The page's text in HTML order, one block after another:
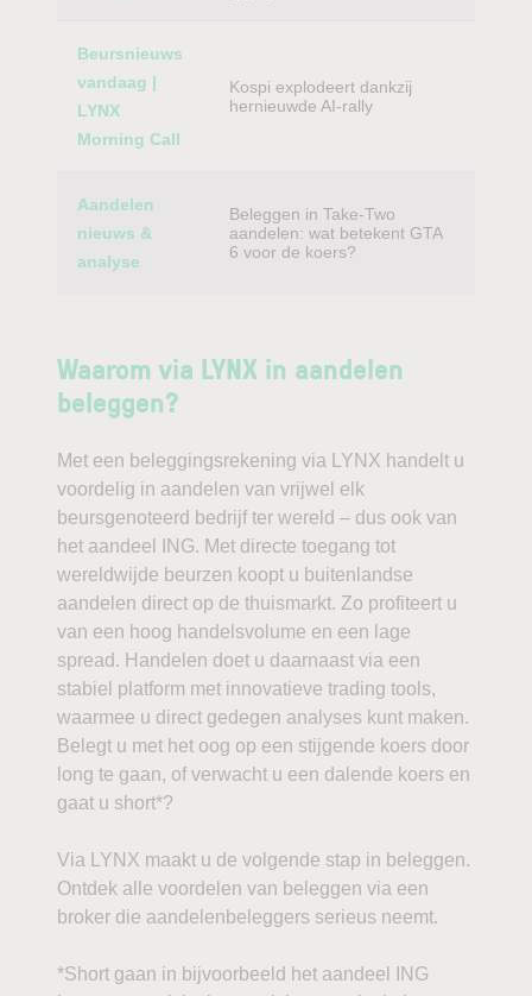
Beursnieuws
vandaag |
LYNX
Morning Call
Kospi explodeert dankzij
hernieuwde AI-rally
Aandelen
nieuws &
analyse
Beleggen in Take-Two
aandelen: wat betekent GTA
6 voor de koers?
Waarom via LYNX in aandelen
beleggen?
Met een beleggingsrekening via LYNX handelt u
voordelig in aandelen van vrijwel elk
beursgenoteerd bedrijf ter wereld – dus ook van
het aandeel ING. Met directe toegang tot
wereldwijde beurzen koopt u buitenlandse
aandelen direct op de thuismarkt. Zo profiteert u
van een hoog handelsvolume en een lage
spread. Handelen doet u daarnaast via een
stabiel platform met innovatieve trading tools,
waarmee u direct gedegen analyses kunt maken.
Belegt u met het oog op een stijgende koers door
long te gaan, of verwacht u een dalende koers en
gaat u short*?
Via LYNX maakt u de volgende stap in beleggen.
Ontdek alle voordelen van beleggen via een
broker die aandelenbeleggers serieus neemt.
*Short gaan in bijvoorbeeld het aandeel ING